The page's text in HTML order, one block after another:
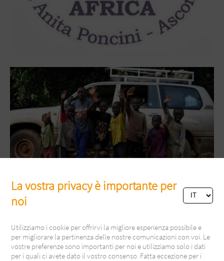
La vostra privacy è importante per
noi
Utilizziamo i cookie per offrirvi la migliore esperienza possibile e
per migliorare la pertinenza delle nostre comunicazioni con voi. Le
vostre preferenze sono importanti per noi e utilizziamo solo i dati
per i quali ci avete dato il vostro consenso. Fatta eccezione per i